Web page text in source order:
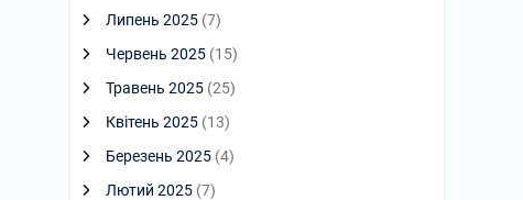
Липень 2025 (7)
Червень 2025 (15)
Травень 2025 (25)
Квітень 2025 (13)
Березень 2025 (4)
Лютий 2025 (7)